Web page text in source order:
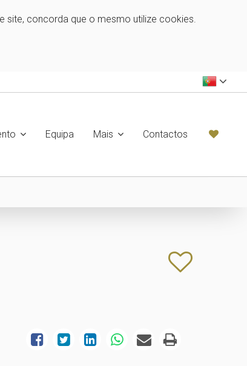
site, concorda que o mesmo utilize cookies.
Equipa Mais Contactos